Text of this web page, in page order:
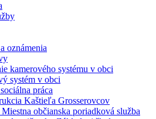
oznámenia
kamerového systému v obci
systém v obci
práca
Kaštieľa Grosserovcov
občianska poriadková služba